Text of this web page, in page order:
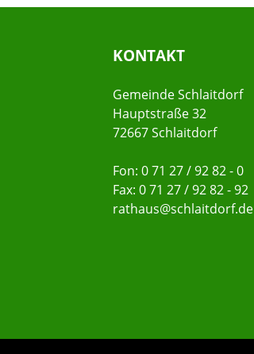
KONTAKT
Gemeinde Schlaitdorf
Hauptstraße 32
72667 Schlaitdorf
Fon: 0 71 27 / 92 82 - 0
Fax: 0 71 27 / 92 82 - 92
rathaus@schlaitdorf.de